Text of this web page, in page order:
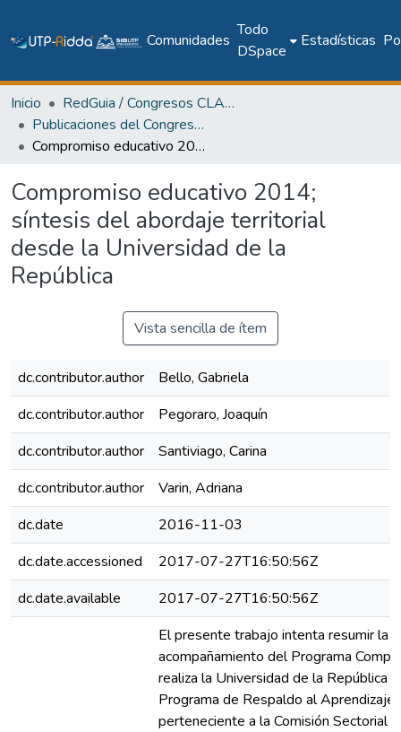
Comunidades
Todo
DSpace
Estadísticas
Inicio
RedGuia / Congresos CLABES
Publicaciones del Congreso Internacional CLABES
Compromiso educativo 2014; síntesis del abordaje territorial desde la Universidad de la República
Compromiso educativo 2014;
síntesis del abordaje territorial
desde la Universidad de la
República
Vista sencilla de ítem
dc.contributor.author
Bello, Gabriela
dc.contributor.author
Pegoraro, Joaquín
dc.contributor.author
Santiviago, Carina
dc.contributor.author
Varin, Adriana
dc.date
2016-11-03
dc.date.accessioned
2017-07-27T16:50:56Z
dc.date.available
2017-07-27T16:50:56Z
El presente trabajo intenta resumir la
acompañamiento del Programa
realiza la Universidad de la República
Programa de Respaldo al Aprendizaje
perteneciente a la Comisión Sectorial